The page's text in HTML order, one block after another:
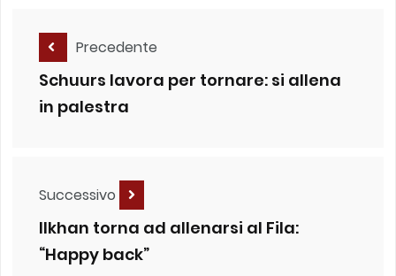
Precedente
Schuurs lavora per tornare: si allena
in palestra
Successivo
Ilkhan torna ad allenarsi al Fila:
“Happy back”